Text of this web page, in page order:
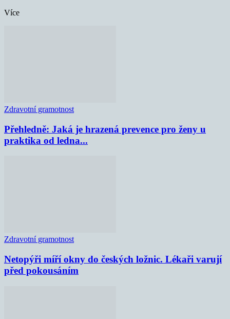
Více
Zdravotní gramotnost
Přehledně: Jaká je hrazená prevence pro ženy u
praktika od ledna...
Zdravotní gramotnost
Netopýři míří okny do českých ložnic. Lékaři varují
před pokousáním